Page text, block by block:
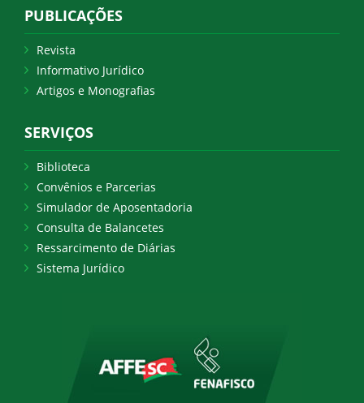
PUBLICAÇÕES
Revista
Informativo Jurídico
Artigos e Monografias
SERVIÇOS
Biblioteca
Convênios e Parcerias
Simulador de Aposentadoria
Consulta de Balancetes
Ressarcimento de Diárias
Sistema Jurídico